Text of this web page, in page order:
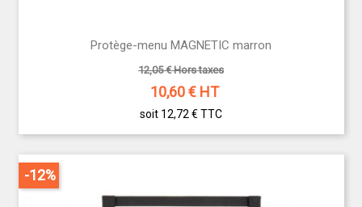
Protège-menu MAGNETIC marron
12,05 € Hors taxes
10,60€ HT
soit 12,72 € TTC
-12%